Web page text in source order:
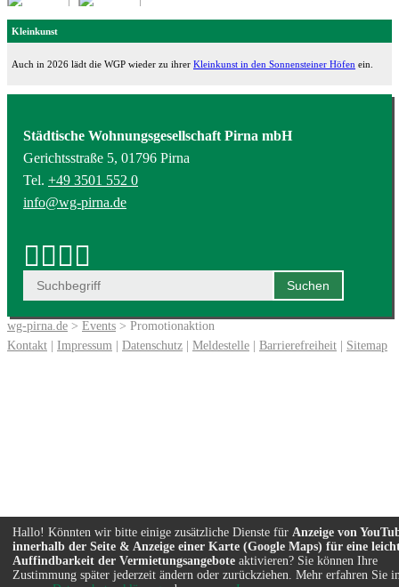
Kleinkunst
Auch in 2026 lädt die WGP wieder zu ihrer Kleinkunst in den Sonnensteiner Höfen ein.
Städtische Wohnungsgesellschaft Pirna mbH
Gerichtsstraße 5, 01796 Pirna
Tel. +49 3501 552 0
info@wg-pirna.de
wg-pirna.de > Events > Promotionaktion
Kontakt | Impressum | Datenschutz | Meldestelle | Barrierefreiheit | Sitemap
Hallo! Könnten wir bitte einige zusätzliche Dienste für Anzeige von
innerhalb der Seite & Anzeige einer Karte (Google Maps) für eine
Auffindbarkeit der Vermietungsangebote aktivieren? Sie können Ihre
Zustimmung später jederzeit ändern oder zurückziehen. Mehr erfahren Sie